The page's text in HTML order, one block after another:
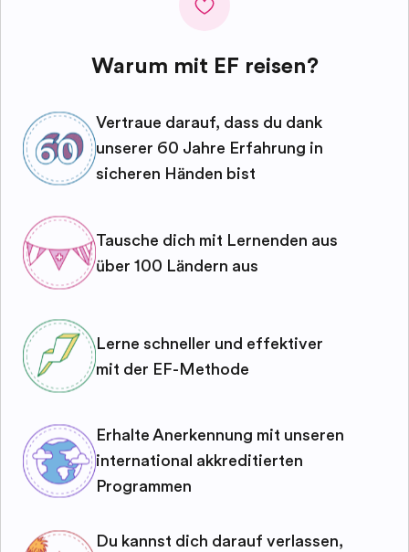
Warum mit EF reisen?
Vertraue darauf, dass du dank
unserer 60 Jahre Erfahrung in
sicheren Händen bist
Tausche dich mit Lernenden aus
über 100 Ländern aus
Lerne schneller und effektiver
mit der EF-Methode
Erhalte Anerkennung mit unseren
international akkreditierten
Programmen
Du kannst dich darauf verlassen,